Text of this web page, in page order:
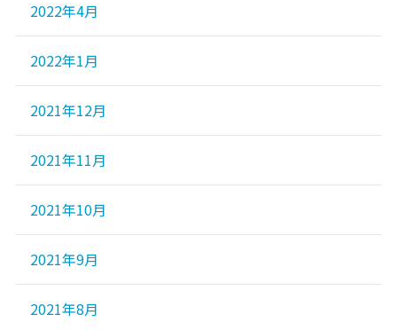
2022年4月
2022年1月
2021年12月
2021年11月
2021年10月
2021年9月
2021年8月